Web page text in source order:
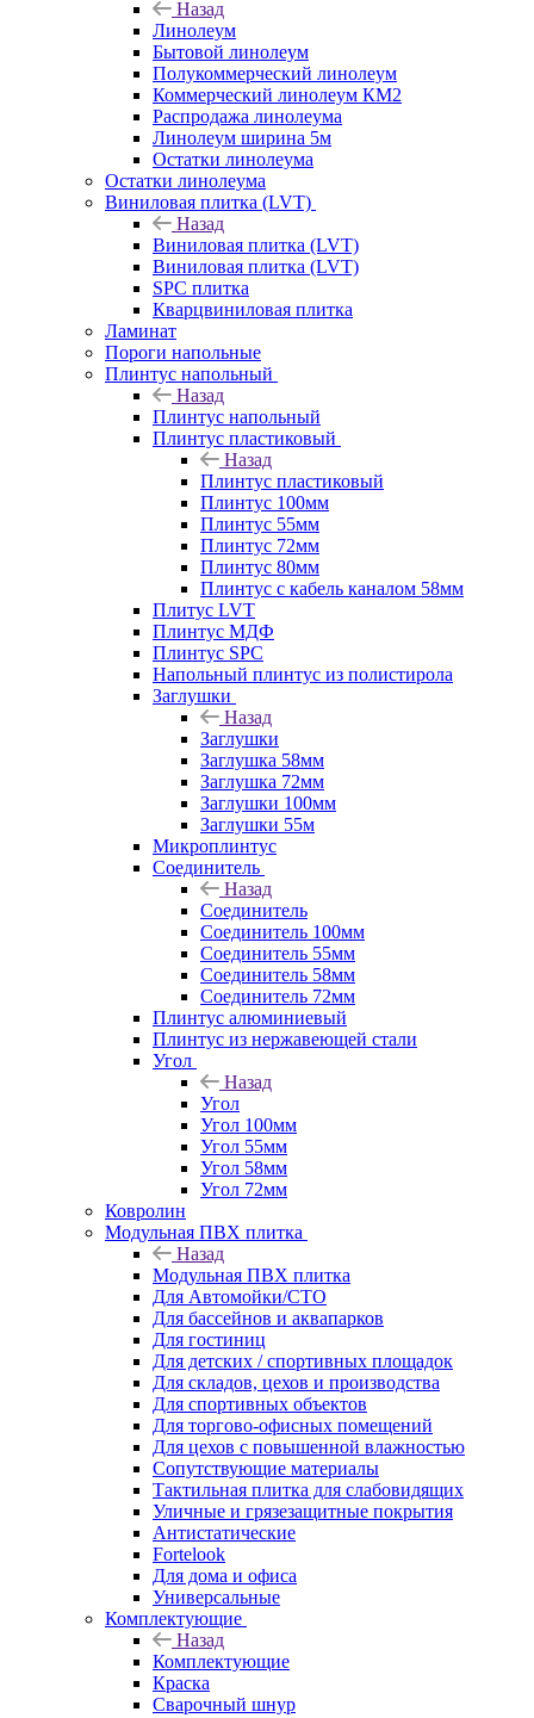
Назад
Линолеум
Бытовой линолеум
Полукоммерческий линолеум
Коммерческий линолеум КМ2
Распродажа линолеума
Линолеум ширина 5м
Остатки линолеума
Остатки линолеума
Виниловая плитка (LVT)
Назад
Виниловая плитка (LVT)
Виниловая плитка (LVT)
SPC плитка
Кварцвиниловая плитка
Ламинат
Пороги напольные
Плинтус напольный
Назад
Плинтус напольный
Плинтус пластиковый
Назад
Плинтус пластиковый
Плинтус 100мм
Плинтус 55мм
Плинтус 72мм
Плинтус 80мм
Плинтус с кабель каналом 58мм
Плитус LVT
Плинтус МДФ
Плинтус SPC
Напольный плинтус из полистирола
Заглушки
Назад
Заглушки
Заглушка 58мм
Заглушка 72мм
Заглушки 100мм
Заглушки 55м
Микроплинтус
Соединитель
Назад
Соединитель
Соединитель 100мм
Соединитель 55мм
Соединитель 58мм
Соединитель 72мм
Плинтус алюминиевый
Плинтус из нержавеющей стали
Угол
Назад
Угол
Угол 100мм
Угол 55мм
Угол 58мм
Угол 72мм
Ковролин
Модульная ПВХ плитка
Назад
Модульная ПВХ плитка
Для Автомойки/СТО
Для бассейнов и аквапарков
Для гостиниц
Для детских / спортивных площадок
Для складов, цехов и производства
Для спортивных объектов
Для торгово-офисных помещений
Для цехов с повышенной влажностью
Сопутствующие материалы
Тактильная плитка для слабовидящих
Уличные и грязезащитные покрытия
Антистатические
Fortelook
Для дома и офиса
Универсальные
Комплектующие
Назад
Комплектующие
Краска
Сварочный шнур